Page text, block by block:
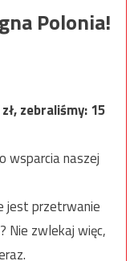
Polonia!
zł, zebraliśmy:15
wsparcia naszej
jest przetrwanie
Nie zwlekaj więc,